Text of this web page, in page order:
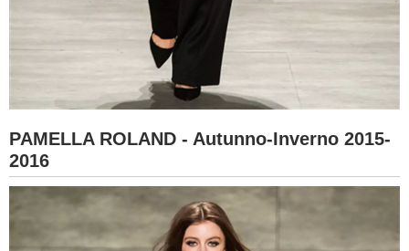
PAMELLA ROLAND - Autunno-Inverno 2015-
2016